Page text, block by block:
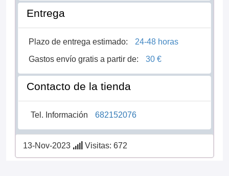
Entrega
Plazo de entrega estimado:
24-48 horas
Gastos envío gratis a partir de:
30 €
Contacto de la tienda
Tel. Información 682152076
13-Nov-2023 Visitas: 672